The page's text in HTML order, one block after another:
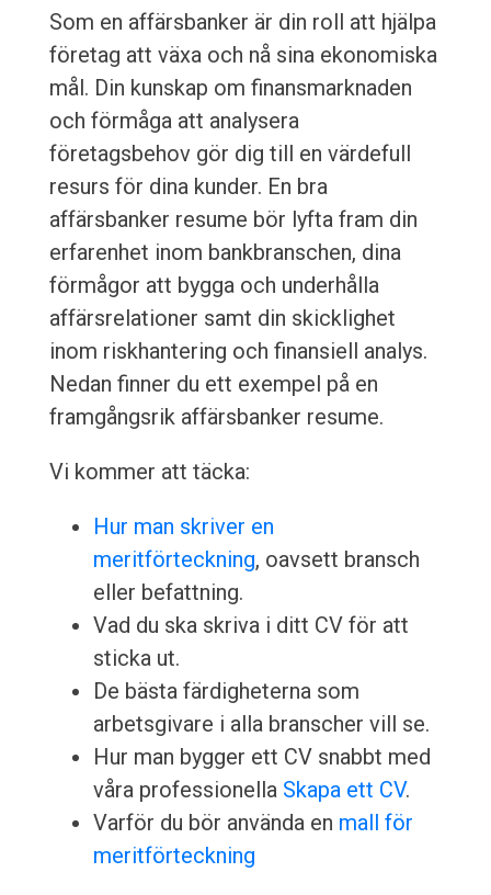
Som en affärsbanker är din roll att hjälpa
företag att växa och nå sina ekonomiska
mål. Din kunskap om finansmarknaden
och förmåga att analysera
företagsbehov gör dig till en värdefull
resurs för dina kunder. En bra
affärsbanker resume bör lyfta fram din
erfarenhet inom bankbranschen, dina
förmågor att bygga och underhålla
affärsrelationer samt din skicklighet
inom riskhantering och finansiell analys.
Nedan finner du ett exempel på en
framgångsrik affärsbanker resume.
Vi kommer att täcka:
Hur man skriver en
meritförteckning, oavsett bransch
eller befattning.
Vad du ska skriva i ditt CV för att
sticka ut.
De bästa färdigheterna som
arbetsgivare i alla branscher vill se.
Hur man bygger ett CV snabbt med
våra professionella Skapa ett CV.
Varför du bör använda en mall för
meritförteckning